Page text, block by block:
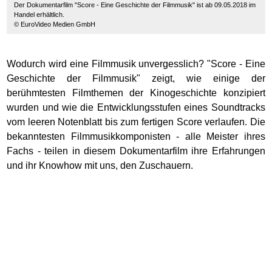
Der Dokumentarfilm "Score - Eine Geschichte der Filmmusik" ist ab 09.05.2018 im
Handel erhältlich.
© EuroVideo Medien GmbH
Wodurch wird eine Filmmusik unvergesslich? "Score - Eine
Geschichte der Filmmusik" zeigt, wie einige der
berühmtesten Filmthemen der Kinogeschichte konzipiert
wurden und wie die Entwicklungsstufen eines Soundtracks
vom leeren Notenblatt bis zum fertigen Score verlaufen. Die
bekanntesten Filmmusikkomponisten - alle Meister ihres
Fachs - teilen in diesem Dokumentarfilm ihre Erfahrungen
und ihr Knowhow mit uns, den Zuschauern.